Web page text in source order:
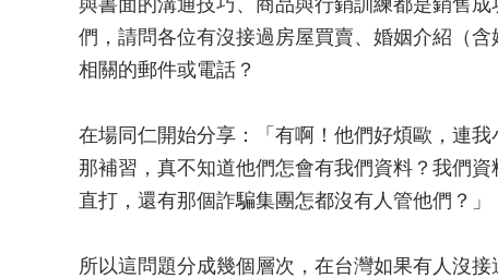
與書面的溝通技巧、商品與行銷訓練都是銷售
們，請問各位有沒接過房屋買賣、婚姻介紹（
相關的郵件或電話？
在場同仁開始分享：「有啊！他們好煩歐，連
那補習，真不知道他們怎會有我們資料？我們
直打，還有那個詐騙集團怎都沒有人管他們？」
所以這問題分成幾個層次，在台灣如果有人沒